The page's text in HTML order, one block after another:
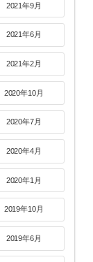
2021年9月
2021年6月
2021年2月
2020年10月
2020年7月
2020年4月
2020年1月
2019年10月
2019年6月